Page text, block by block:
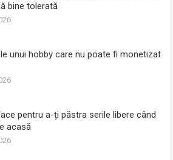
bine tolerată
unui hobby care nu poate fi monetizat
pentru a-ți păstra serile libere când
acasă